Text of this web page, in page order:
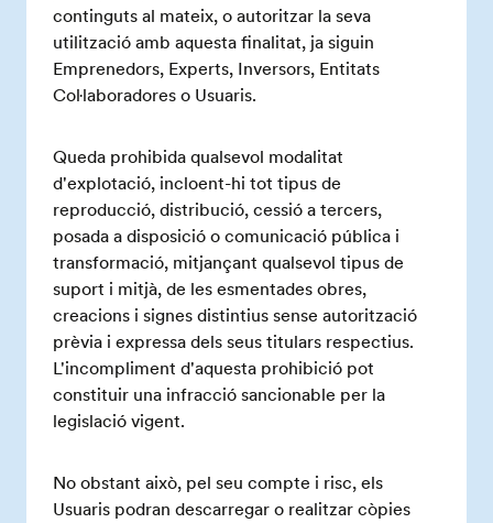
continguts al mateix, o autoritzar la seva
utilització amb aquesta finalitat, ja siguin
Emprenedors, Experts, Inversors, Entitats
Col·laboradores o Usuaris.
Queda prohibida qualsevol modalitat
d'explotació, incloent-hi tot tipus de
reproducció, distribució, cessió a tercers,
posada a disposició o comunicació pública i
transformació, mitjançant qualsevol tipus de
suport i mitjà, de les esmentades obres,
creacions i signes distintius sense autorització
prèvia i expressa dels seus titulars respectius.
L'incompliment d'aquesta prohibició pot
constituir una infracció sancionable per la
legislació vigent.
No obstant això, pel seu compte i risc, els
Usuaris podran descarregar o realitzar còpies